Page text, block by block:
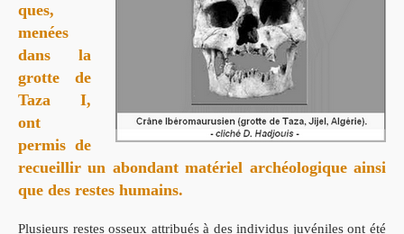
ques,
menées
dans la
grotte de
Taza I,
ont
permis de
recueillir un abondant matériel archéologique ainsi
que des restes humains.
Plusieurs restes osseux attribués à des individus juvéniles ont été